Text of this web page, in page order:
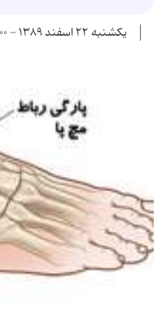
یکشنبه ۲۲ اسفند ۱۳۸۹ - ۰۰:۰۰